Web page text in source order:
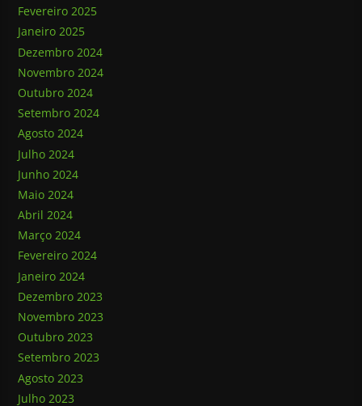
Fevereiro 2025
Janeiro 2025
Dezembro 2024
Novembro 2024
Outubro 2024
Setembro 2024
Agosto 2024
Julho 2024
Junho 2024
Maio 2024
Abril 2024
Março 2024
Fevereiro 2024
Janeiro 2024
Dezembro 2023
Novembro 2023
Outubro 2023
Setembro 2023
Agosto 2023
Julho 2023